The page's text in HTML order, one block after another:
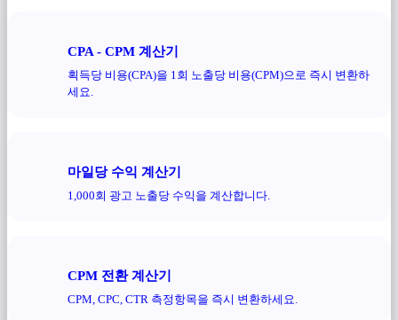
CPA - CPM 계산기
획득당 비용(CPA)을 1회 노출당 비용(CPM)으로 즉시 변환하
세요.
마일당 수익 계산기
1,000회 광고 노출당 수익을 계산합니다.
CPM 전환 계산기
CPM, CPC, CTR 측정항목을 즉시 변환하세요.